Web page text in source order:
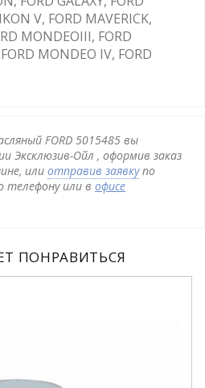
V, FORD MAVERICK,
MONDEOIII, FORD
MONDEO IV, FORD
FORD 5015485 вы
Эксклюзив-Ойл , оформив заказ
или отправив заявкупо
или в офисе
ПОНРАВИТЬСЯ